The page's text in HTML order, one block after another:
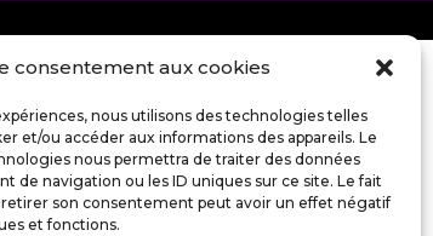
consentement aux cookies
nous utilisons des technologies telles
et/ou accéder aux informations des appareils. Le
nous permettra de traiter des données
de navigation ou les ID uniques sur ce site. Le fait
son consentement peut avoir un effet négatif
et fonctions.